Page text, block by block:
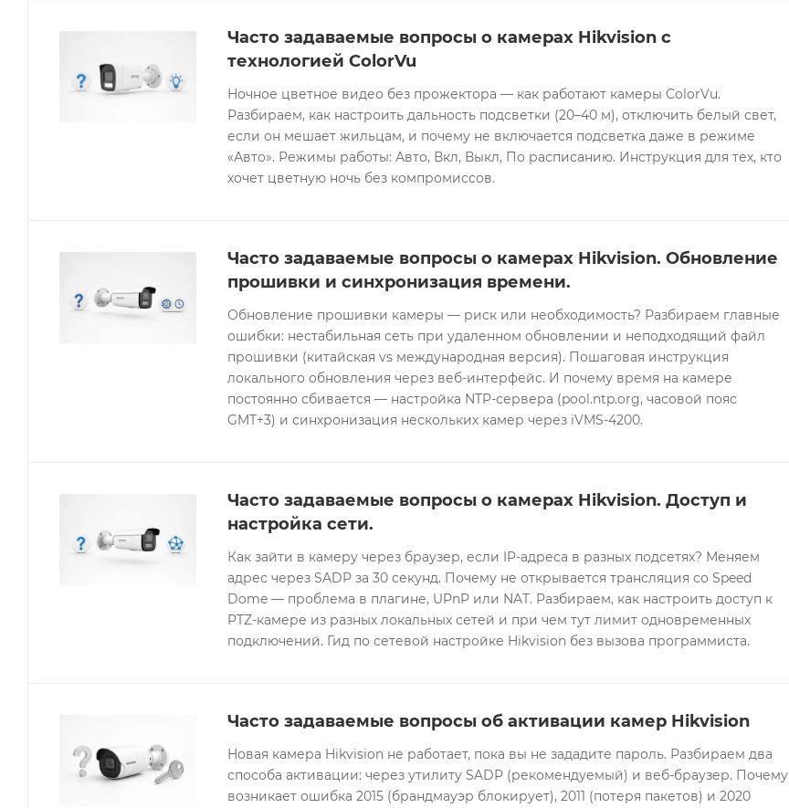
Часто задаваемые вопросы о камерах Hikvision с
технологией ColorVu
Ночное цветное видео без прожектора — как работают камеры ColorVu.
Разбираем, как настроить дальность подсветки (20–40 м), отключить белый свет,
если он мешает жильцам, и почему не включается подсветка даже в режиме
«Авто». Режимы работы: Авто, Вкл, Выкл, По расписанию. Инструкция для тех, кто
хочет цветную ночь без компромиссов.
Часто задаваемые вопросы о камерах Hikvision. Обновление
прошивки и синхронизация времени.
Обновление прошивки камеры — риск или необходимость? Разбираем главные
ошибки: нестабильная сеть при удаленном обновлении и неподходящий файл
прошивки (китайская vs международная версия). Пошаговая инструкция
локального обновления через веб-интерфейс. И почему время на камере
постоянно сбивается — настройка NTP-сервера (pool.ntp.org, часовой пояс
GMT+3) и синхронизация нескольких камер через iVMS-4200.
Часто задаваемые вопросы о камерах Hikvision. Доступ и
настройка сети.
Как зайти в камеру через браузер, если IP-адреса в разных подсетях? Меняем
адрес через SADP за 30 секунд. Почему не открывается трансляция со Speed
Dome — проблема в плагине, UPnP или NAT. Разбираем, как настроить доступ к
PTZ-камере из разных локальных сетей и при чем тут лимит одновременных
подключений. Гид по сетевой настройке Hikvision без вызова программиста.
Часто задаваемые вопросы об активации камер Hikvision
Новая камера Hikvision не работает, пока вы не зададите пароль. Разбираем два
способа активации: через утилиту SADP (рекомендуемый) и веб-браузер. Почему
возникает ошибка 2015 (брандмауэр блокирует), 2011 (потеря пакетов) и 2020